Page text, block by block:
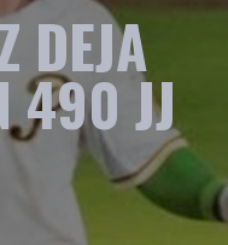
DEJA
490 JJ